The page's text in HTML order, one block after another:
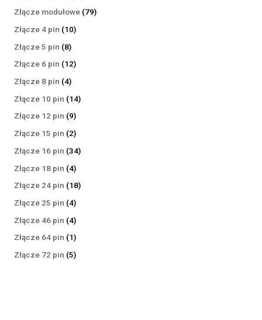
produkty
Złącze modułowe 7979
Złącze 4 pin 1010
Złącze 5 pin 88
produktów
Złącze 6 pin 1212
Złącze 8 pin 44
produkty
Złącze 10 pin 1414
Złącze 12 pin 99
produktów
Złącze 15 pin 22
produkty
Złącze 16 pin 3434
Złącze 18 pin 44
produkty
Złącze 24 pin 1818
Złącze 25 pin 44
produkty
Złącze 46 pin 44
produkty
Złącze 64 pin 11
produkt
Złącze 72 pin 55